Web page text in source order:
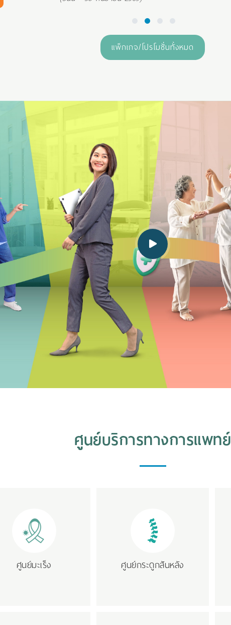
2
แพ็กเกจ/โปรโมชั่นทั้งหมด
ศูนย์บริการทางการแพทย์
ศูนย์มะเร็ง ศูนย์กระดูกสันหลัง